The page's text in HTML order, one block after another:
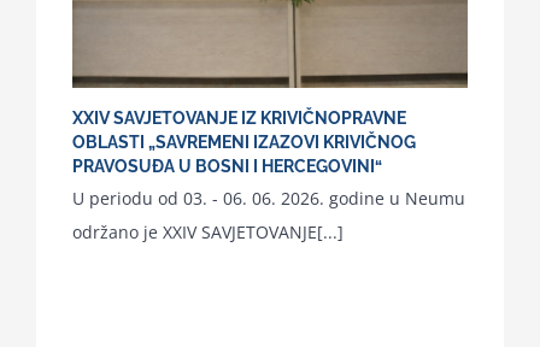
XXIV SAVJETOVANJE IZ KRIVIČNOPRAVNE
OBLASTI „SAVREMENI IZAZOVI KRIVIČNOG
PRAVOSUĐA U BOSNI I HERCEGOVINI“
U periodu od 03. - 06. 06. 2026. godine u Neumu
održano je XXIV SAVJETOVANJE[...]